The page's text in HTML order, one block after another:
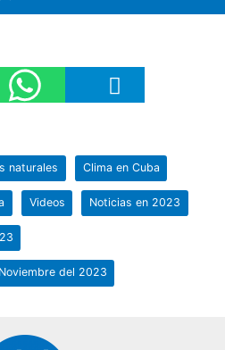
naturales Clima en Cuba
Videos Noticias en 2023
del 2023